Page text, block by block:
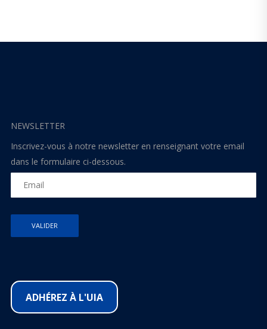
NEWSLETTER
Inscrivez-vous à notre newsletter en renseignant votre email
dans le formulaire ci-dessous.
ADHÉREZ À L'UIA